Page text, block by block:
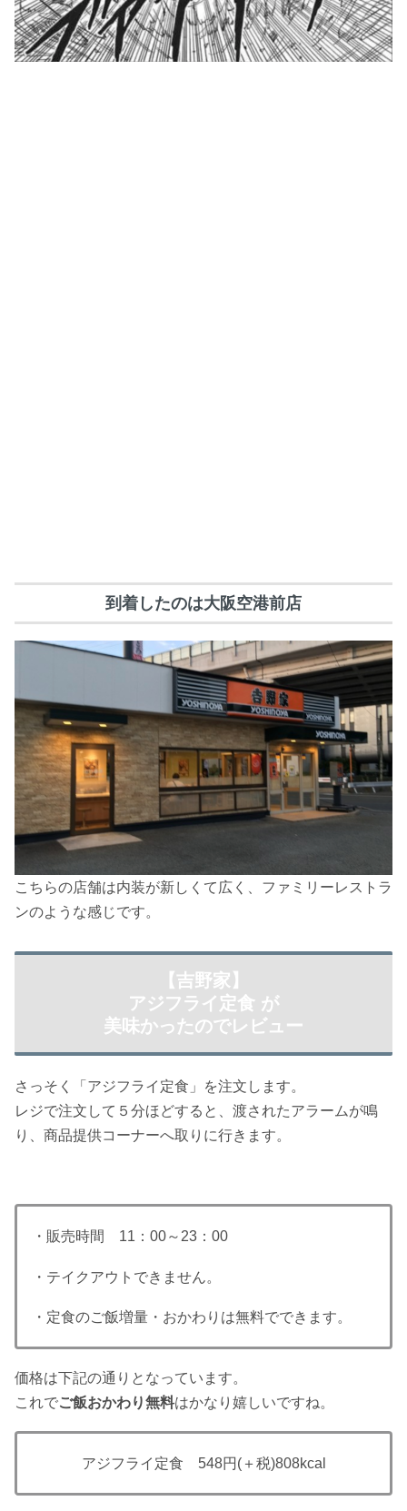
到着したのは大阪空港前店
こちらの店舗は内装が新しくて広く、ファミリーレストラ
ンのような感じです。
【吉野家】
アジフライ定食 が
美味かったのでレビュー
さっそく「アジフライ定食」を注文します。
レジで注文して５分ほどすると、渡されたアラームが鳴
り、商品提供コーナーへ取りに行きます。
・販売時間 11：00～23：00
・テイクアウトできません。
・定食のご飯増量・おかわりは無料でできます。
価格は下記の通りとなっています。
これでご飯おかわり無料はかなり嬉しいですね。
アジフライ定食 548円 (＋税)808kcal